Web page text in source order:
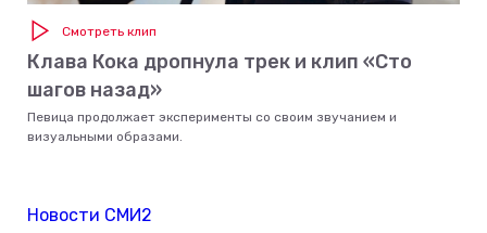
Смотреть клип
Клава Кока дропнула трек и клип «Сто
шагов назад»
Певица продолжает эксперименты со своим звучанием и
визуальными образами.
Новости СМИ2